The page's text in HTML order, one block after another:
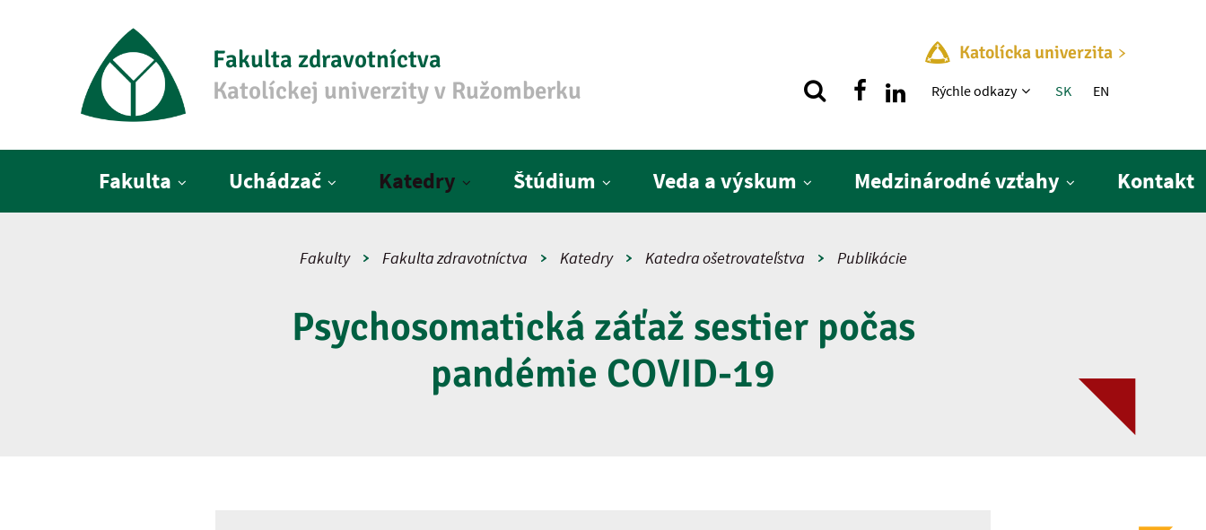
Fakulta zdravotníctva
Katolíckej univerzity v Ružomberku
Katolícka univerzita
Rýchle menu
Rýchle odkazy SK EN
Fakulta Uchádzač Katedry Štúdium Veda a výskum Medzinárodné vzťahy Kontakt
Fakulty Fakulta zdravotníctva Katedry Katedra ošetrovateľstva Publikácie
Psychosomatická záťaž sestier počas
pandémie COVID-19